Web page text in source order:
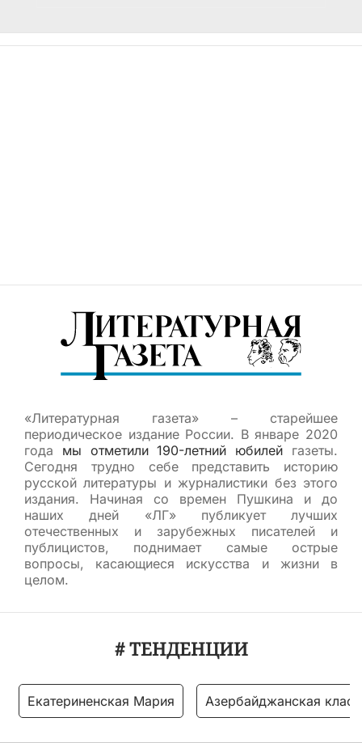
«Литературная газета» – старейшее
периодическое издание России. В январе 2020
года мы отметили 190-летний юбилей газеты.
Сегодня трудно себе представить историю
русской литературы и журналистики без этого
издания. Начиная со времен Пушкина и до
наших дней «ЛГ» публикует лучших
отечественных и зарубежных писателей и
публицистов, поднимает самые острые
вопросы, касающиеся искусства и жизни в
целом.
# ТЕНДЕНЦИИ
Екатериненская Мария Азербайджанская